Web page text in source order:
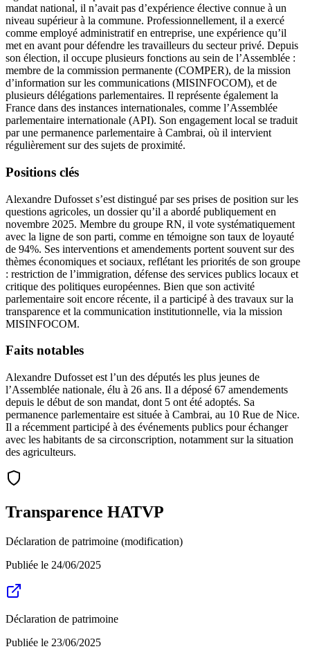
mandat national, il n’avait pas d’expérience élective connue à un
niveau supérieur à la commune. Professionnellement, il a exercé
comme employé administratif en entreprise, une expérience qu’il
met en avant pour défendre les travailleurs du secteur privé. Depuis
son élection, il occupe plusieurs fonctions au sein de l’Assemblée :
membre de la commission permanente (COMPER), de la mission
d’information sur les communications (MISINFOCOM), et de
plusieurs délégations parlementaires. Il représente également la
France dans des instances internationales, comme l’Assemblée
parlementaire internationale (API). Son engagement local se traduit
par une permanence parlementaire à Cambrai, où il intervient
régulièrement sur des sujets de proximité.
Positions clés
Alexandre Dufosset s’est distingué par ses prises de position sur les
questions agricoles, un dossier qu’il a abordé publiquement en
novembre 2025. Membre du groupe RN, il vote systématiquement
avec la ligne de son parti, comme en témoigne son taux de loyauté
de 94%. Ses interventions et amendements portent souvent sur des
thèmes économiques et sociaux, reflétant les priorités de son groupe
: restriction de l’immigration, défense des services publics locaux et
critique des politiques européennes. Bien que son activité
parlementaire soit encore récente, il a participé à des travaux sur la
transparence et la communication institutionnelle, via la mission
MISINFOCOM.
Faits notables
Alexandre Dufosset est l’un des députés les plus jeunes de
l’Assemblée nationale, élu à 26 ans. Il a déposé 67 amendements
depuis le début de son mandat, dont 5 ont été adoptés. Sa
permanence parlementaire est située à Cambrai, au 10 Rue de Nice.
Il a récemment participé à des événements publics pour échanger
avec les habitants de sa circonscription, notamment sur la situation
des agriculteurs.
Transparence HATVP
Déclaration de patrimoine (modification)
Publiée le 24/06/2025
Déclaration de patrimoine
Publiée le 23/06/2025